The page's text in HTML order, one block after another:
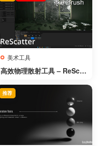
美术工具
高效物理散射工具 – ReScat
推荐